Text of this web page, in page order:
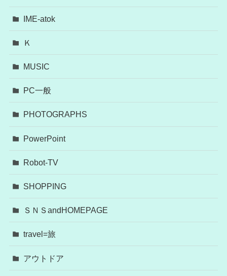
IME-atok
Ｋ
MUSIC
PC一般
PHOTOGRAPHS
PowerPoint
Robot-TV
SHOPPING
ＳＮＳandHOMEPAGE
travel=旅
アウトドア